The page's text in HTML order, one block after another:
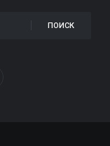
ПОИСК